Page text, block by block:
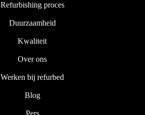
Refurbishing proces
Duurzaamheid
Kwaliteit
Over ons
Werken bij refurbed
Blog